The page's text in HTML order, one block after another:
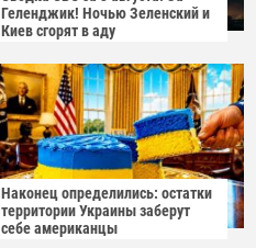
Геленджик! Ночью Зеленский и
Киев сгорят в аду
Наконец определились: остатки
территории Украины заберут
себе американцы